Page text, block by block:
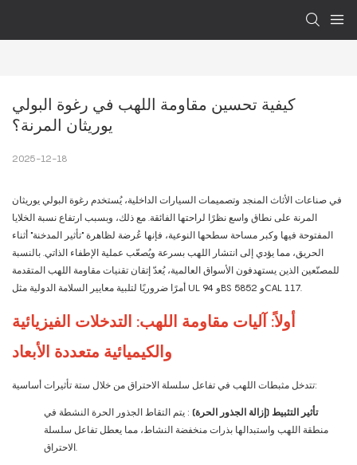
كيفية تحسين مقاومة اللهب في رغوة البولي
يوريثان المرنة؟
2025-12-18
في صناعات الأثاث المنجد وتصميمات السيارات الداخلية، يُستخدم رغوة البولي يوريثان
المرنة على نطاق واسع نظرًا لراحتها الفائقة. مع ذلك، وبسبب ارتفاع نسبة الخلايا
المفتوحة فيها وكبر مساحة سطحها النوعية، فإنها عُرضة لظاهرة "تأثير المدخنة" أثناء
الحريق، مما يؤدي إلى انتشار اللهب بسرعة ويُصعّب عملية الإطفاء الذاتي. بالنسبة
للمصنّعين الذين يستهدفون الأسواق العالمية، يُعدّ إتقان تقنيات مقاومة اللهب المتقدمة
أمرًا ضروريًا لتلبية معايير السلامة الدولية مثل UL 94 وBS 5852 وCAL 117.
أولاً: آليات مقاومة اللهب: التدخلات الفيزيائية
والكيميائية متعددة الأبعاد
تتدخل مثبطات اللهب في تفاعل سلسلة الاحتراق من خلال ستة تأثيرات أساسية:
تأثير التثبيط (إزالة الجذور الحرة) : يتم التقاط الجذور الحرة النشطة في
منطقة اللهب واستبدالها بذرات منخفضة النشاط، مما يعطل تفاعل سلسلة
الاحتراق.